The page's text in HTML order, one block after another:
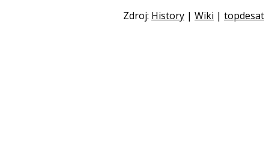
Zdroj: History | Wiki | topdesat